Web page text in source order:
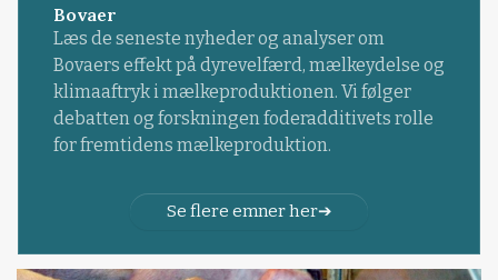
Bovaer
Læs de seneste nyheder og analyser om
Bovaers effekt på dyrevelfærd, mælkeydelse og
klimaaftryk i mælkeproduktionen. Vi følger
debatten og forskningen foderadditivets rolle
for fremtidens mælkeproduktion.
Se flere emner her